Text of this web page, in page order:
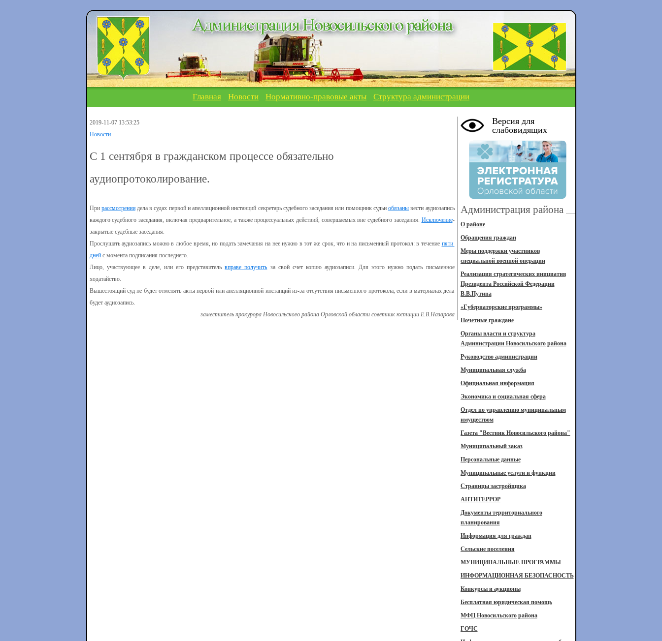
Главная Новости Нормативно-правовые акты Структура администрации
2019-11-07 13:53:25
Новости
С 1 сентября в гражданском процессе обязательно
аудиопротоколирование.
При рассмотрениидела в судах первой и апелляционной инстанций секретарь судебного заседания или помощник судьиобязаны вести аудиозапись
каждого судебного заседания, включая предварительное, а также процессуальных действий, совершаемых вне судебного заседания. Исключение-
закрытые судебные заседания.
Прослушать аудиозапись можно в любое время, но подать замечания на нее нужно в тот же срок, что и на письменный протокол: в течение пяти
днейс момента подписания последнего.
Лицо, участвующее в деле, или его представительвправе получить за свой счет копию аудиозаписи. Для этого нужно подать письменное
ходатайство.
Вышестоящий суд не будет отменять акты первой или апелляционной инстанций из-за отсутствия письменного протокола, если в материалах дела
будет аудиозапись.
заместитель прокурора Новосильского района Орловской области советник юстиции Е.В.Назарова
Версия для
слабовидящих
Администрация района
О районе
Обращения граждан
Меры поддержки участников
специальной военной операции
Реализация стратегических инициатив
Президента Российской Федерации
В.В.Путина
«Губернаторские программы»
Почетные граждане
Органы власти и структура
Администрации Новосильского района
Руководство администрации
Муниципальная служба
Официальная информация
Экономика и социальная сфера
Отдел по управлению муниципальным
имуществом
Газета "Вестник Новосильского района"
Муниципальный заказ
Персональные данные
Муниципальные услуги и функции
Страницы застройщика
АНТИТЕРРОР
Документы территориального
планирования
Информация для граждан
Сельские поселения
МУНИЦИПАЛЬНЫЕ ПРОГРАММЫ
ИНФОРМАЦИОННАЯ БЕЗОПАСНОСТЬ
Конкурсы и аукционы
Бесплатная юридическая помощь
МФЦ Новосильского района
ГОЧС